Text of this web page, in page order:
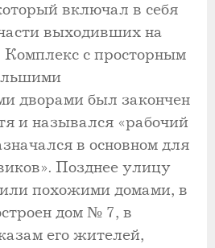
включал в себя
выходивших на
с просторным
дворами был закончен
и назывался «рабочий
в основном для
Позднее улицу
похожими домами, в
дом № 7, в
его жителей,